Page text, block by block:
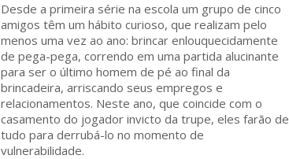
Desde a primeira série na escola um grupo de cinco
amigos têm um hábito curioso, que realizam pelo
menos uma vez ao ano: brincar enlouquecidamente
de pega-pega, correndo em uma partida alucinante
para ser o último homem de pé ao final da
brincadeira, arriscando seus empregos e
relacionamentos. Neste ano, que coincide com o
casamento do jogador invicto da trupe, eles farão de
tudo para derrubá-lo no momento de
vulnerabilidade.